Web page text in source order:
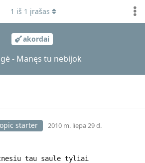
akordai
- Manęs tu nebijok
1 iš 1 įrašas
starter 2010 m. liepa 29 d.
tau saule tyliai